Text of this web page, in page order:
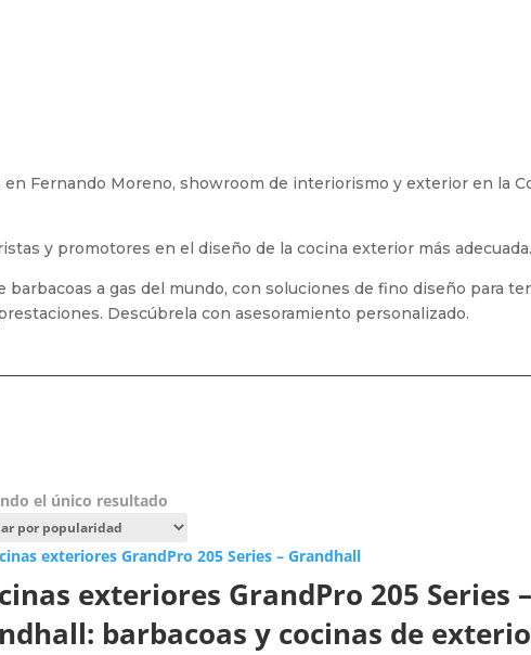
en Fernando Moreno, showroom de interiorismo y exterior en la
y promotores en el diseño de la cocina exterior más adecuada.
a gas del mundo, con soluciones de fino diseño para
Descúbrela con asesoramiento personalizado.
el único resultado
exteriores GrandPro 205 Series
barbacoas y cocinas de